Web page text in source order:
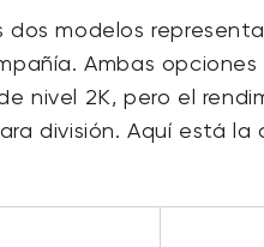
dos modelos
Ambas
nivel 2K, pero el
división. Aquí está la